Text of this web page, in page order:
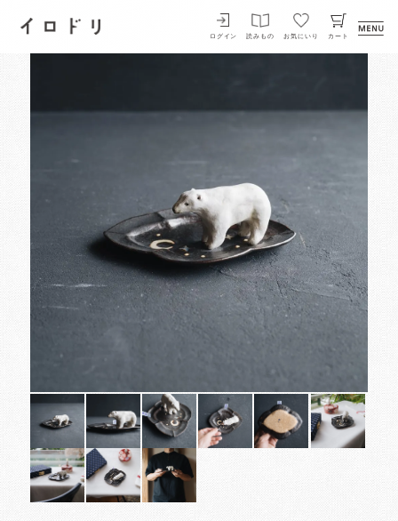
イロドリ
ログイン 読みもの お気にいり カート